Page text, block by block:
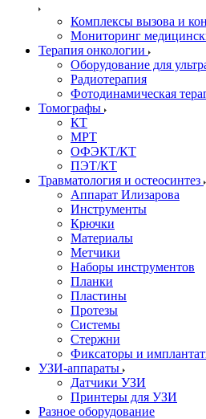
Комплексы вызова и
Мониторинг
Терапия онкологии
Оборудование для
Радиотерапия
Фотодинамическая
Томографы
КТ
МРТ
ОФЭКТ/КТ
ПЭТ/КТ
Травматология и остеосинтез
Аппарат Илизарова
Инструменты
Крючки
Материалы
Метчики
Наборы инструментов
Планки
Пластины
Протезы
Системы
Стержни
Фиксаторы и
УЗИ-аппараты
Датчики УЗИ
Принтеры для УЗИ
Разное оборудование